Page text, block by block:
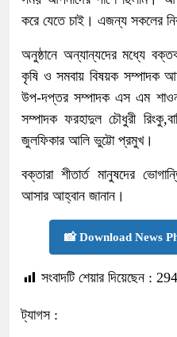
করে যেতে চাই। এজন্য সকলের
অনুষ্ঠানে অন্যান্যদের মধ্যে
কৃষি ও সমবায় বিষয়ক সম্পাদক
উপ-দপ্তর সম্পাদক এস এম শাওন
সম্পাদক ফরহাদুল চৌধুরী
জুলফিকার আলি ভুট্টো প্রমুখ।
বক্তারা শীতার্ত মানুষদের
আসার আহ্বান জানান।
📸 Download News
সংবাদটি শেয়ার দিয়েছেন : 294
ট্যাগস :